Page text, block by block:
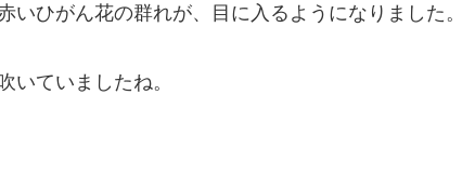
いひがん花の群れが、目に入るようになりました。
いていましたね。